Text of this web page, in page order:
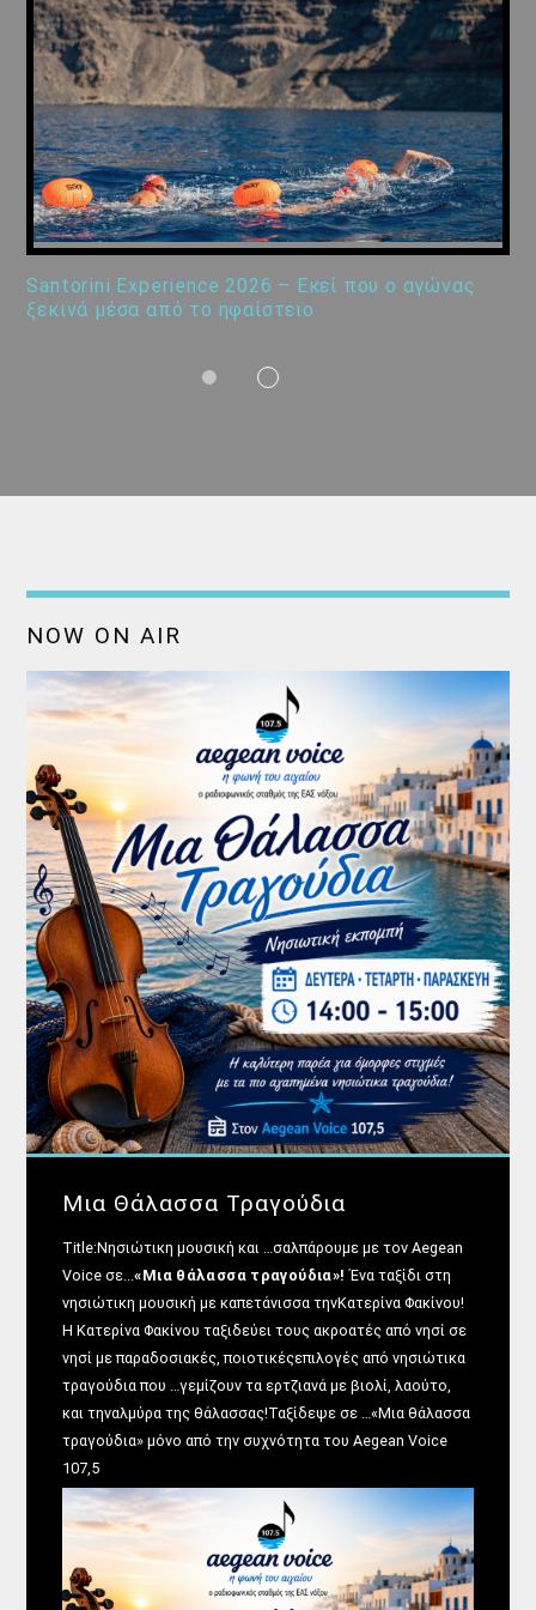
Santorini Experience 2026 – Εκεί που ο αγώνας
ξεκινά μέσα από το ηφαίστειο
NOW ON AIR
Μια Θάλασσα Τραγούδια
Title:Νησιώτικη μουσική και …σαλπάρουμε με τον Aegean
Voice σε...«Μια θάλασσα τραγούδια»!Ένα ταξίδι στη
νησιώτικη μουσική με καπετάνισσα τηνΚατερίνα Φακίνου!
Η Κατερίνα Φακίνου ταξιδεύει τους ακροατές από νησί σε
νησί με παραδοσιακές, ποιοτικέςεπιλογές από νησιώτικα
τραγούδια που …γεμίζουν τα ερτζιανά με βιολί, λαούτο,
και τηναλμύρα της θάλασσας!Ταξίδεψε σε …«Μια θάλασσα
τραγούδια» μόνο από την συχνότητα του Aegean Voice
107,5